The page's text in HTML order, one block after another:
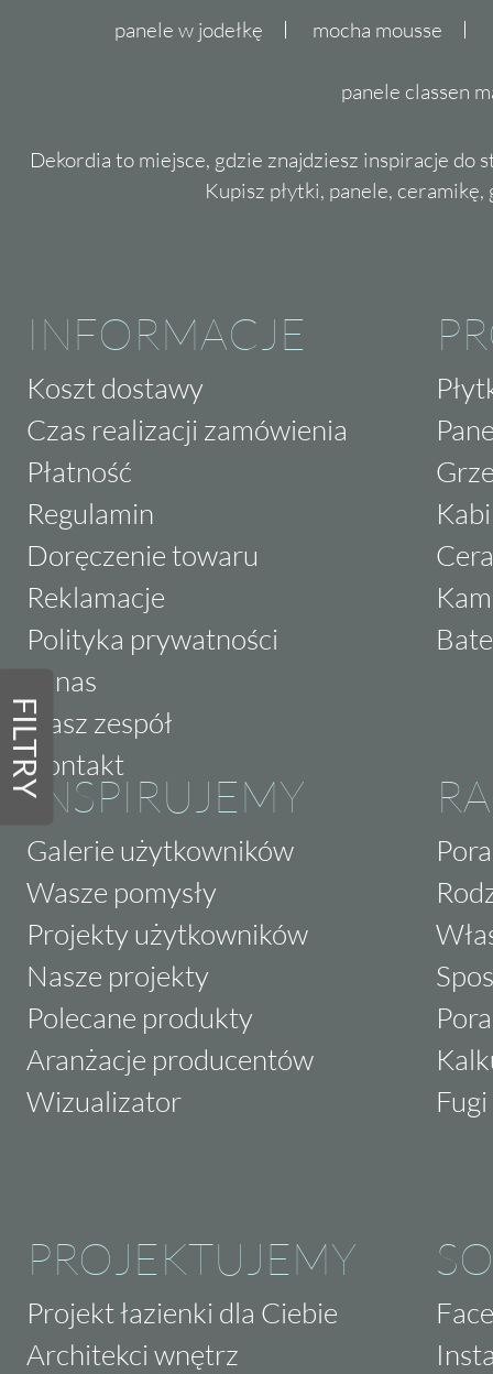
FILTRY
panele w jodełkę mocha mousse
panele classen
Dekordia to miejsce, gdzie znajdziesz inspiracje do
Kupisz płytki, panele,
INFORMACJE
Koszt dostawy
Czas realizacji zamówienia
Płatność
Regulamin
Doręczenie towaru
Reklamacje
Polityka prywatności
O nas
Nasz zespół
Kontakt
INSPIRUJEMY
Galerie użytkowników
Wasze pomysły
Projekty użytkowników
Nasze projekty
Polecane produkty
Aranżacje producentów
Wizualizator
PROJEKTUJEMY
Projekt łazienki dla Ciebie
Architekci wnętrz